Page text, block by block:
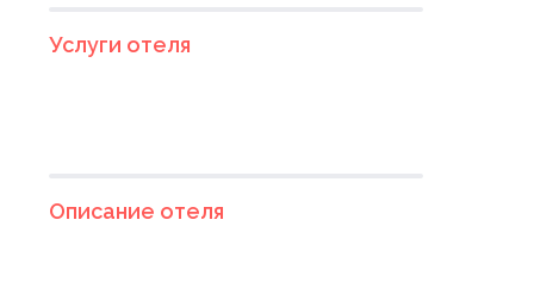
Услуги отеля
Описание отеля